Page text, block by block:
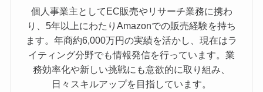
個人事業主としてEC販売やリサーチ業務に携わ
り、5年以上にわたりAmazonでの販売経験を持ち
ます。年商約6,000万円の実績を活かし、現在はラ
イティング分野でも情報発信を行っています。業
務効率化や新しい挑戦にも意欲的に取り組み、
日々スキルアップを目指しています。